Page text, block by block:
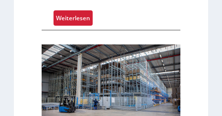
i
c
t
s
t
o
f
f
r
Weiterlesen
K
m
m
i
s
s
i
o